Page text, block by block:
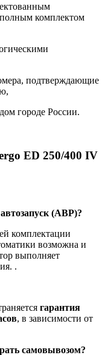
комплектом
подтверждающие
городе России.
ED 250/400 IV
(АВР)?
комплектации
возможна и
выполняет
.
гарантия
, в зависимости от
самовывозом?